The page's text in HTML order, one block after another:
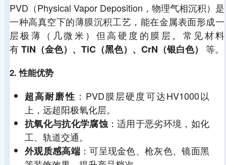
PVD（Physical Vapor Deposition，物理气相沉积）是
一种高真空下的薄膜沉积工艺，能在金属表面形成一
层极薄（几微米）但高硬度的膜层。常见材料
有TiN（金色）、TiC（黑色）、CrN（银白色） 等。
2. 性能优势
超高耐磨性 ：PVD膜层硬度可达HV1000以
上，远超阳极氧化层。
抗氧化与抗化学腐蚀 ：适用于恶劣环境，如化
工、轨道交通。
外观质感高端：可呈现金色、枪灰色、镜面黑